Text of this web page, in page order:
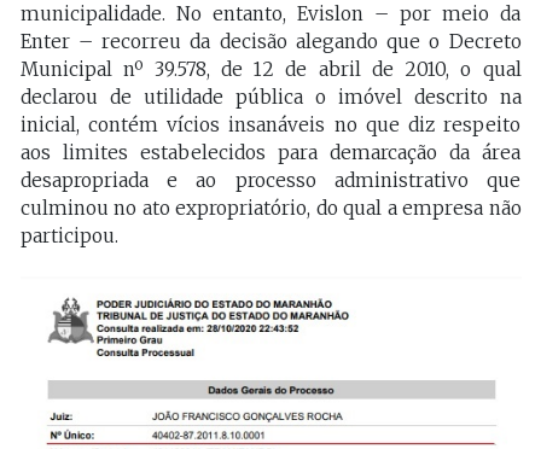
municipalidade. No entanto, Evislon – por meio da
Enter – recorreu da decisão alegando que o Decreto
Municipal nº 39.578, de 12 de abril de 2010, o qual
declarou de utilidade pública o imóvel descrito na
inicial, contém vícios insanáveis no que diz respeito
aos limites estabelecidos para demarcação da área
desapropriada e ao processo administrativo que
culminou no ato expropriatório, do qual a empresa não
participou.